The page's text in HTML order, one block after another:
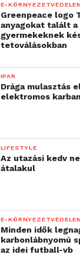
E-
Greenpeace logo
anyagokat talált a
gyermekeknek
tetoválásokban
IPAR
Drága mulasztás
elektromos
LIFESTYLE
Az utazási kedv
átalakul
E-
Minden idők
karbonlábnyomú
az idei futball-vb